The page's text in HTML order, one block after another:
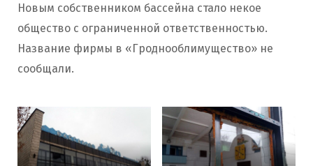
Новым собственником бассейна стало некое
общество с ограниченной ответственностью.
Название фирмы в «Гроднооблимущество» не
сообщали.